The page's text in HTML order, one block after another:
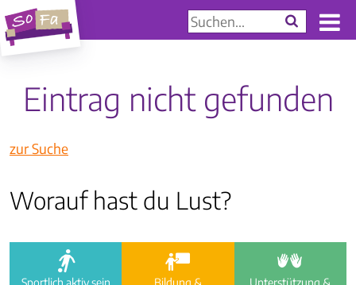
Eintrag nicht gefunden
zur Suche
Worauf hast du Lust?
a
Sportlich aktiv sein
i
Bildung &
e
Unterstützung &